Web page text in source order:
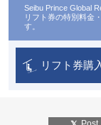
Seibu Prince Global
リフト券の特別料金
す。
リフト券購